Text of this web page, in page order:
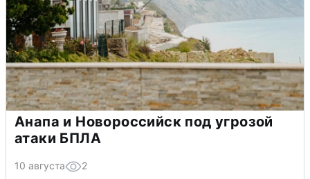
Анапа и Новороссийск под угрозой
атаки БПЛА
10 августа 2